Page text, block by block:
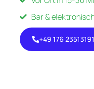
Bar &
+49 176 23513191